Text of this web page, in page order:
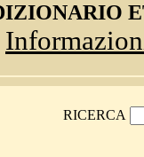
RICERCA